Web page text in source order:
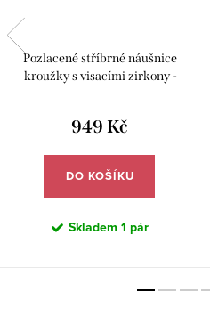
Pozlacené stříbrné náušnice
kroužky s visacími zirkony -
949 Kč
DO KOŠÍKU
Skladem 1 pár